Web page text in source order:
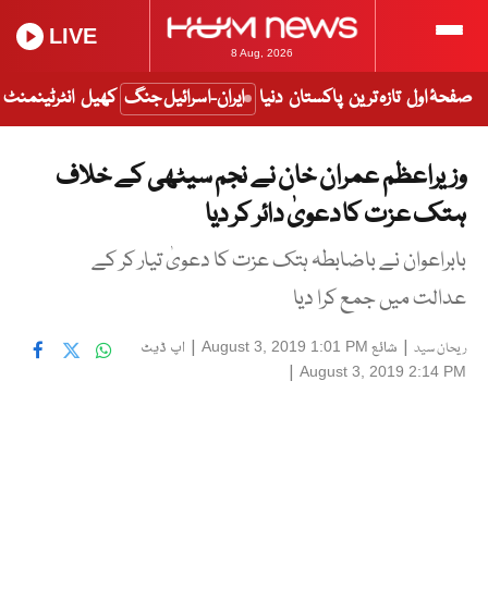
8 Aug, 2026
LIVE
صفحۂ اول تازہ ترین پاکستان دنیا ایران-اسرائیل جنگ کھیل انٹرٹینمنٹ
وزیراعظم عمران خان نے نجم سیٹھی کے خلاف
ہتک عزت کا دعویٰ دائر کر دیا
بابراعوان نے باضابطہ ہتک عزت کا دعویٰ تیار کر کے
عدالت میں جمع کرا دیا
ریحان سید | شائع August 3, 2019 1:01 PM
| اپ ڈیٹ
August 3, 2019 2:14 PM
|